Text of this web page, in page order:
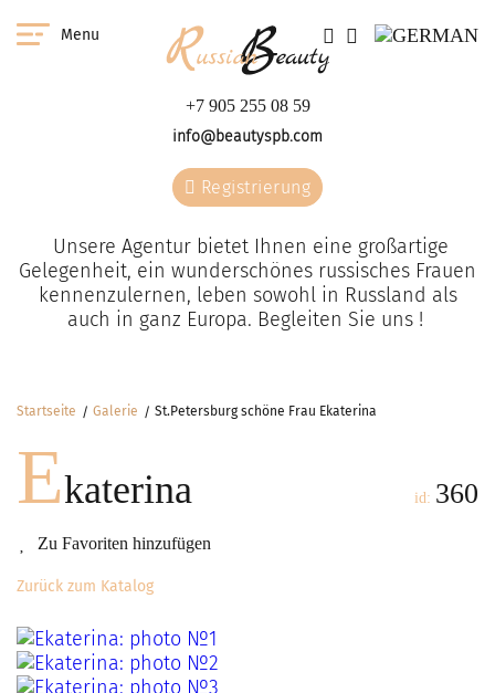
Menu
+7 905 255 08 59
info@beautyspb.com
Registrierung
Unsere Agentur bietet Ihnen eine großartige
Gelegenheit, ein wunderschönes russisches Frauen
kennenzulernen, leben sowohl in Russland als
auch in ganz Europa. Begleiten Sie uns !
Startseite Galerie St.Petersburg schöne Frau Ekaterina
Ekaterina
Zu Favoriten hinzufügen
id: 360
Zurück zum Katalog